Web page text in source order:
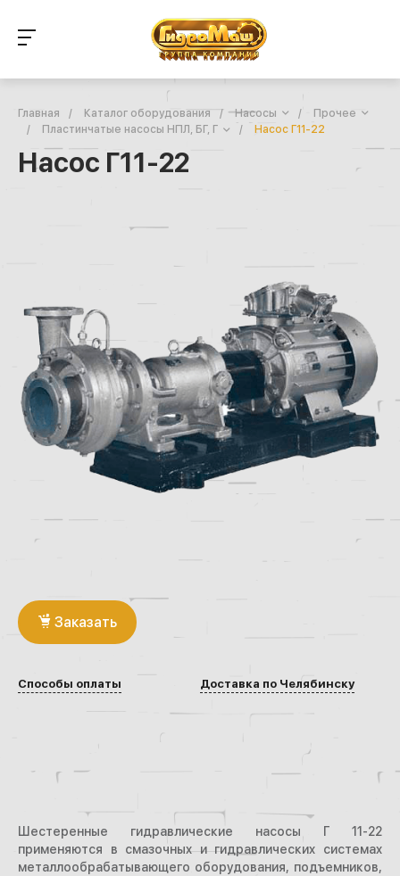
Главная / Каталог оборудования / Насосы /
Прочее
/
Пластинчатые насосы НПЛ, БГ, Г / Насос Г11-22
Насос Г11-22
Заказать
Способы оплаты Доставка по Челябинску
Шестеренные гидравлические насосы Г 11-22
применяются в смазочных и гидравлических системах
металлообрабатывающего оборудования, подъемников,